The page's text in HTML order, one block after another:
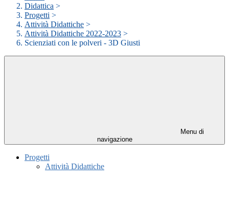
Didattica >
Progetti >
Attività Didattiche >
Attività Didattiche 2022-2023 >
Scienziati con le polveri - 3D Giusti
Menu di
navigazione
Progetti
Attività Didattiche